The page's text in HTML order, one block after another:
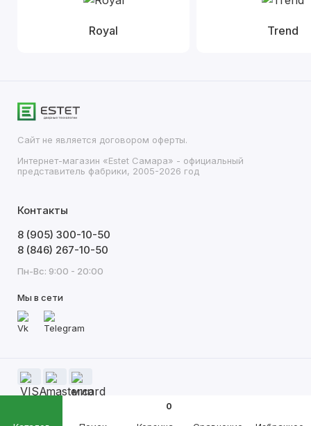
0
Royal Trend
Сайт не является договором оферты.
Интернет-магазин «Estet Самара» - официальный
представитель фабрики, 2005-2026 год
Контакты
8 (905) 300-10-50
8 (846) 267-10-50
Пн-Вс: 9:00 - 20:00
Мы в сети